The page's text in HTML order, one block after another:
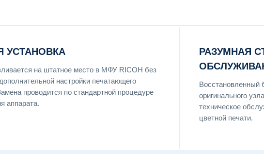
УСТАНОВКА
на штатное место в МФУ RICOH без
настройки печатающего
проводится по стандартной процедуре
аппарата.
РАЗУМНАЯ
Восстановленный
оригинального
техническое
цветной печати.